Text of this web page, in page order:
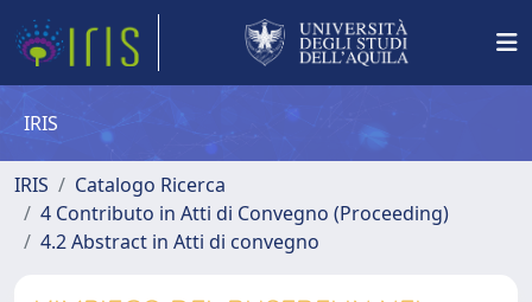
IRIS
IRIS
Catalogo Ricerca
4 Contributo in Atti di Convegno (Proceeding)
4.2 Abstract in Atti di convegno